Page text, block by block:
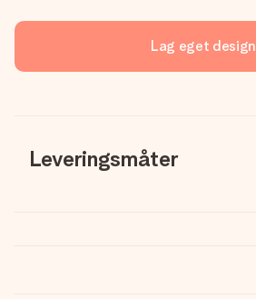
Lag eget design
Leveringsmåter